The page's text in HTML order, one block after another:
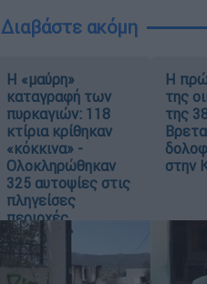
Διαβάστε ακόμη
Η «μαύρη»
καταγραφή των
πυρκαγιών: 118
κτίρια κρίθηκαν
«κόκκινα» -
Ολοκληρώθηκαν
325 αυτοψίες στις
πληγείσες
περιοχές
Η
της
της
στην